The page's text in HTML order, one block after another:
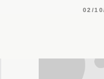
02/